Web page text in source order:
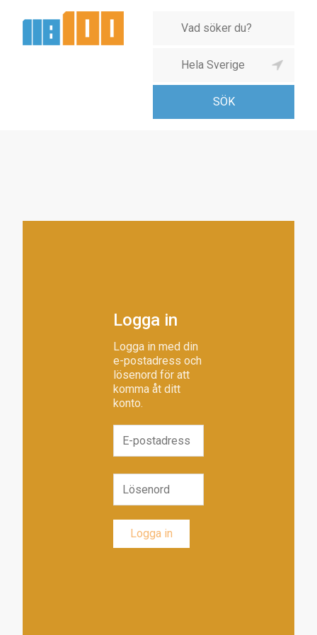
Logga in
Logga in med din
e-postadress och
lösenord för att
komma åt ditt
konto.